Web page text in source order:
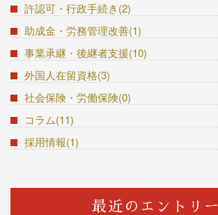
許認可・行政手続き(2)
助成金・労務管理改善(1)
事業承継・後継者支援(10)
外国人在留資格(3)
社会保険・労働保険(0)
コラム(11)
採用情報(1)
最近のエントリー